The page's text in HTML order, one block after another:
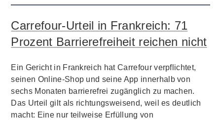
Carrefour-Urteil in Frankreich: 71
Prozent Barrierefreiheit reichen nicht
Ein Gericht in Frankreich hat Carrefour verpflichtet,
seinen Online-Shop und seine App innerhalb von
sechs Monaten barrierefrei zugänglich zu machen.
Das Urteil gilt als richtungsweisend, weil es deutlich
macht: Eine nur teilweise Erfüllung von